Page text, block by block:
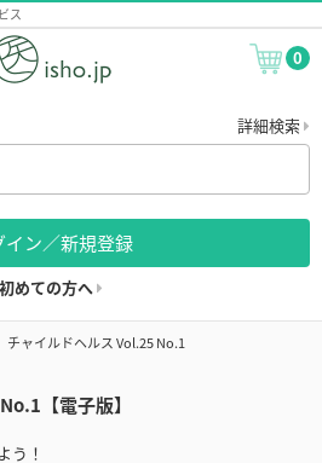
ス
0
詳細検索
イン／新規登録
初めての方へ
チャイルドヘルス Vol.25 No.1
【電子版】
う！